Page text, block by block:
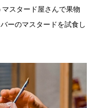
スタード屋さんで果物
ーのマスタードを試食し